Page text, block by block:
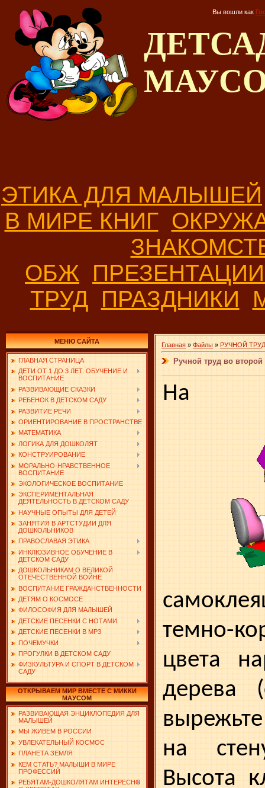
Вы вошли как
ЭТИКА ДЛЯ МАЛЫШЕЙ
В МИРЕ КНИГ
ОБЖ
ТРУД ПРАЗДНИКИ
МЕНЮ САЙТА
ГЛАВНАЯ СТРАНИЦА
ДЕТИ ОТ 1 ДО 3 ЛЕТ. ОБУЧЕНИЕ И
ВОСПИТАНИЕ
РАЗВИВАЮЩИЕ СКАЗКИ
РЕБЕНОК В ДЕТСКОМ САДУ
РАЗВИТИЕ РЕЧИ
ОРИЕНТИРОВАНИЕ В ПРОСТРАНСТВЕ
МАТЕМАТИКА
ЛОГИКА ДЛЯ ДОШКОЛЯТ
КОНСТРУИРОВАНИЕ
МОРАЛЬНО-НРАВСТВЕННОЕ
ВОСПИТАНИЕ
ЭКОЛОГИЧЕСКОЕ ВОСПИТАНИЕ
ЭКСПЕРИМЕНТАЛЬНАЯ
ДЕЯТЕЛЬНОСТЬ В ДЕТСКОМ САДУ
НАУЧНЫЕ ОПЫТЫ ДЛЯ ДЕТЕЙ
ЗАНЯТИЯ В АРТСТУДИИ ДЛЯ
ДОШКОЛЬНИКОВ
ПРАВОСЛАВАЯ ЭТИКА
ИНКЛЮЗИВНОЕ ОБУЧЕНИЕ В
ДЕТСКОМ САДУ
ДОШКОЛЬНИКАМ О ВЕЛИКОЙ
ОТЕЧЕСТВЕННОЙ ВОЙНЕ
ВОСПИТАНИЕ ГРАЖДАНСТВЕННОСТИ
ДЕТЯМ О КОСМОСЕ
ФИЛОСОФИЯ ДЛЯ МАЛЫШЕЙ
ДЕТСКИЕ ПЕСЕНКИ С НОТАМИ
ДЕТСКИЕ ПЕСЕНКИ В MP3
ПОЧЕМУЧКИ
ПРОГУЛКИ В ДЕТСКОМ САДУ
ФИЗКУЛЬТУРА И СПОРТ В ДЕТСКОМ
САДУ
ОТКРЫВАЕМ МИР ВМЕСТЕ С МИККИ
МАУСОМ
РАЗВИВАЮЩАЯ ЭНЦИКЛОПЕДИЯ ДЛЯ
МАЛЫШЕЙ
МЫ ЖИВЕМ В РОССИИ
УВЛЕКАТЕЛЬНЫЙ КОСМОС
ПЛАНЕТА ЗЕМЛЯ
КЕМ СТАТЬ? МАЛЫШИ В МИРЕ
ПРОФЕССИЙ
РЕБЯТАМ-ДОШКОЛЯТАМ ИНТЕРЕСНО
Главная » Файлы » РУЧНОЙ ТРУД
Ручной труд во
На
темно-
цвета
дерева
на
Высота